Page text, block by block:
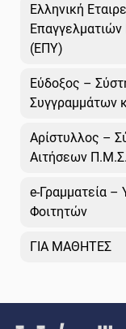
Ελληνική
Επαγγελματιών
(ΕΠΥ)
Εύδοξος –
Συγγραμμάτων
Αρίστυλλος –
Αιτήσεων Π.Μ.Σ.
e-Γραμματεία
Φοιτητών
ΓΙΑ ΜΑΘΗΤΕΣ